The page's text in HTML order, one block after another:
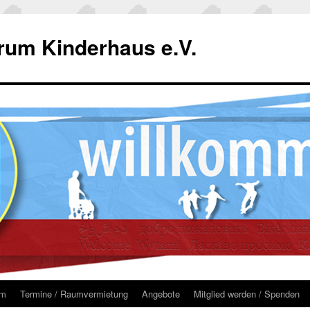
Kinderhaus e.V.
Termine / Raumvermietung Angebote Mitglied werden / Spenden